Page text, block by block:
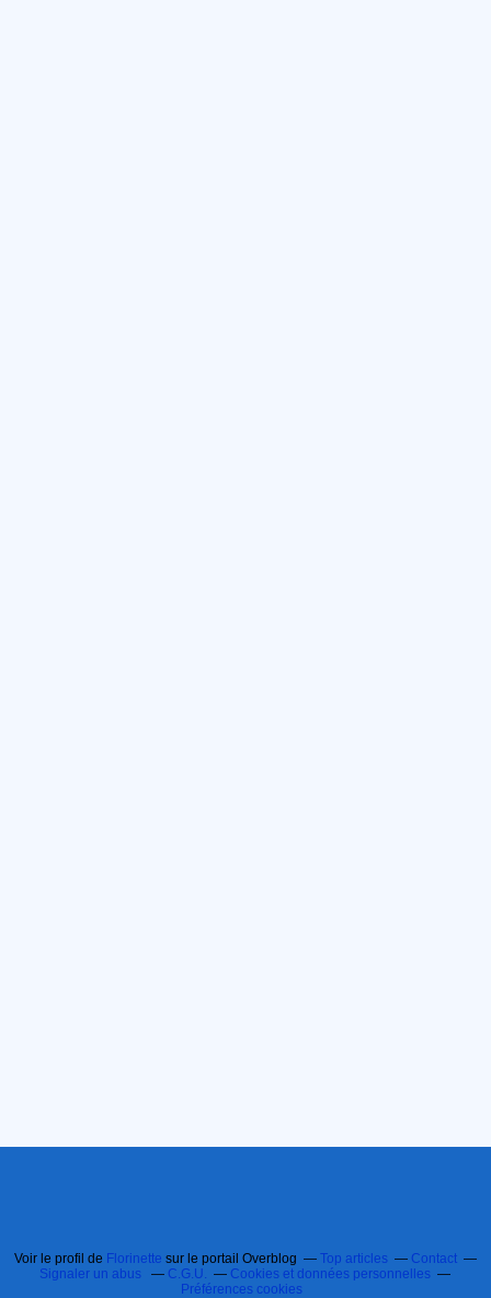
Voir le profil de Florinette sur le portail Overblog Top articles
Contact
Signaler un abus
C.G.U.
Cookies et données personnelles
Préférences cookies